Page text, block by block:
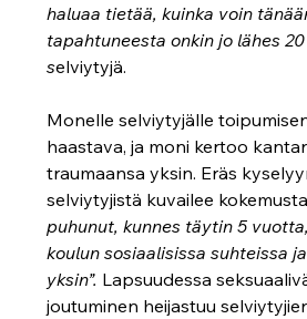
haluaa tietää, kuinka voin
tapahtuneesta onkin jo lähes
selviytyjä.
Monelle selviytyjälle
haastava, ja moni kertoo
traumaansa yksin. Eräs
selviytyjistä kuvailee
puhunut, kunnes täytin 5
koulun sosiaalisissa suhteissa
yksin”. Lapsuudessa
joutuminen heijastuu